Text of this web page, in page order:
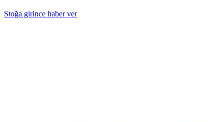
Stoğa girince haber ver